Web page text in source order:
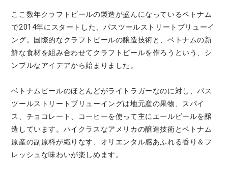
ここ数年クラフトビールの製造が盛んになっているベトナム
で2014年にスタートした、パスツールストリートブリューイ
ング。国際的なクラフトビールの醸造技術と、ベトナムの新
鮮な食材を組み合わせてクラフトビールを作ろうという、シ
ンプルなアイデアから始まりました。
ベトナムビールのほとんどがライトラガーなのに対し、パス
ツールストリートブリューイングは地元産の果物、スパイ
ス、チョコレート、コーヒーを使って主にエールビールを醸
造しています。ハイクラスなアメリカの醸造技術とベトナム
原産の副原料が織りなす、オリエンタル感あふれる香り＆フ
レッシュな味わいが楽しめます。